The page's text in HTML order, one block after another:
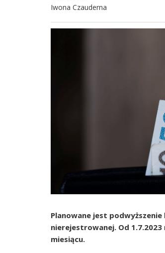
Iwona Czauderna
Planowane jest
nierejestrowanej. Od
miesiącu.